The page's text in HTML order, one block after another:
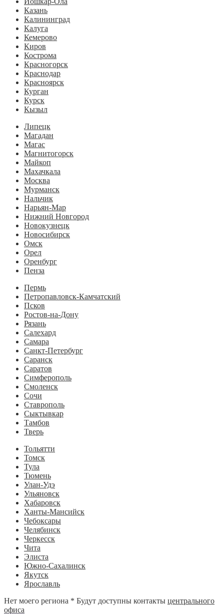
Казань
Калининград
Калуга
Кемерово
Киров
Кострома
Красногорск
Краснодар
Красноярск
Курган
Курск
Кызыл
Липецк
Магадан
Магас
Магнитогорск
Майкоп
Махачкала
Москва
Мурманск
Нальчик
Нарьян-Мар
Нижний Новгород
Новокузнецк
Новосибирск
Омск
Орел
Оренбург
Пенза
Пермь
Петропавловск-Камчатский
Псков
Ростов-на-Дону
Рязань
Салехард
Самара
Санкт-Петербург
Саранск
Саратов
Симферополь
Смоленск
Сочи
Ставрополь
Сыктывкар
Тамбов
Тверь
Тольятти
Томск
Тула
Тюмень
Улан-Удэ
Ульяновск
Хабаровск
Ханты-Мансийск
Чебоксары
Челябинск
Черкесск
Чита
Элиста
Южно-Сахалинск
Якутск
Ярославль
Нет моего региона * Будут доступны контакты центрального
офиса